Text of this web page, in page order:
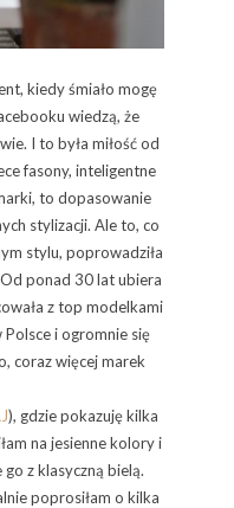
kiedy śmiało mogę
wiedzą, że
I to była miłość od
fasony, inteligentne
to dopasowanie
stylizacji. Ale to, co
stylu, poprowadziła
Od ponad 30 lat ubiera
z top modelkami
i ogromnie się
coraz więcej marek
), gdzie pokazuję kilka
na jesienne kolory i
go z klasyczną bielą.
poprosiłam o kilka